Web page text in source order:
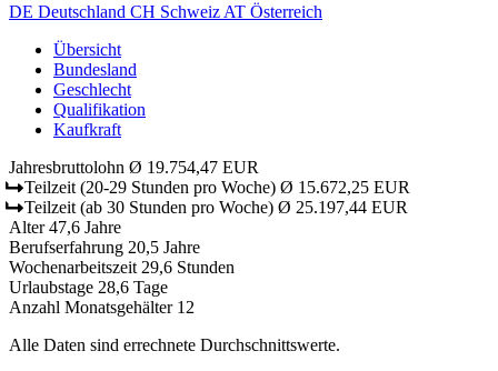
DE Deutschland CH Schweiz AT Österreich
Übersicht
Bundesland
Geschlecht
Qualifikation
Kaufkraft
Jahresbruttolohn Ø 19.754,47 EUR
Teilzeit (20-29 Stunden pro Woche) Ø 15.672,25 EUR
Teilzeit (ab 30 Stunden pro Woche) Ø 25.197,44 EUR
Alter 47,6 Jahre
Berufserfahrung 20,5 Jahre
Wochenarbeitszeit 29,6 Stunden
Urlaubstage 28,6 Tage
Anzahl Monatsgehälter 12
Alle Daten sind errechnete Durchschnittswerte.